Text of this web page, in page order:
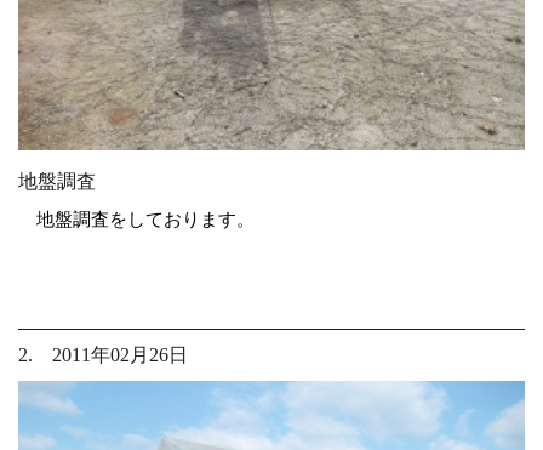
地盤調査
地盤調査をしております。
2. 2011年02月26日